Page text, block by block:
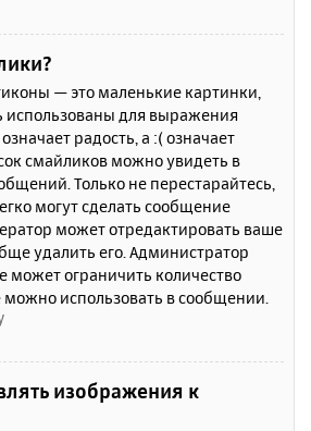
— это маленькие картинки,
использованы для выражения
радость, а :( означает
смайликов можно увидеть в
Только не перестарайтесь,
могут сделать сообщение
может отредактировать ваше
удалить его. Администратор
ограничить количество
можно использовать в сообщении.
изображения к